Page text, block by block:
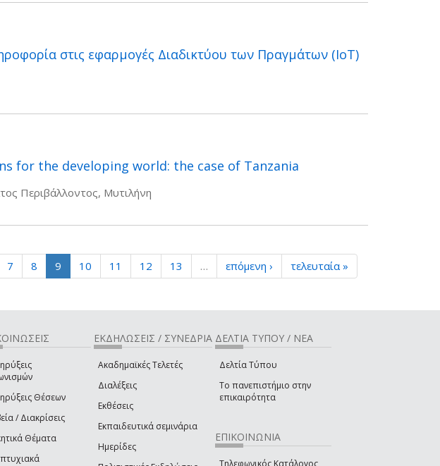
στις εφαρμογές Διαδικτύου των Πραγμάτων (ΙοΤ)
for the developing world: the case of Tanzania
Περιβάλλοντος, Μυτιλήνη
7 8 9 10 11 12 13 … επόμενη › τελευταία »
Θέσεων
/ Διακρίσεις
Θέματα
ΕΚΔΗΛΩΣΕΙΣ / ΣΥΝΕΔΡΙΑ
Ακαδημαϊκές Τελετές
Διαλέξεις
Εκθέσεις
Εκπαιδευτικά σεμινάρια
Ημερίδες
ΔΕΛΤΙΑ ΤΥΠΟΥ / ΝΕΑ
Δελτία Τύπου
Το πανεπιστήμιο στην
επικαιρότητα
ΕΠΙΚΟΙΝΩΝΙΑ
Τηλεφωνικός Κατάλογος